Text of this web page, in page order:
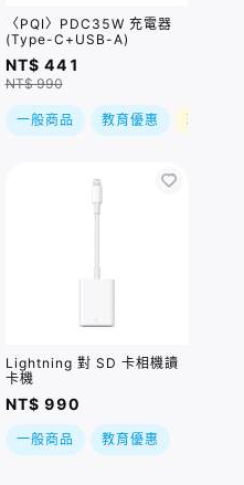
〈PQI〉PDC35W 充電器
(Type-C+USB-A)
NT$ 441
NT$ 990
一般商品 教育優惠 現折
Lightning 對 SD 卡相機讀
卡機
NT$ 990
一般商品 教育優惠